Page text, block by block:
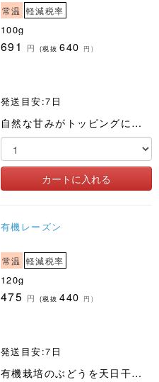
常温 軽減税率
100g
691 円 (税抜640 円)
発送目安:7日
自然な甘みがトッピングに最適
有機レーズン
常温 軽減税率
120g
475 円 (税抜440 円)
発送目安:7日
有機栽培のぶどうを天日干ししました